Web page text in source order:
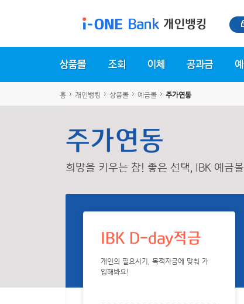
홈 개인뱅킹 상품몰 예금몰 주가연동
주가연동
희망을 키우는 참! 좋은 선택, IBK 예금몰
IBK D-day적금
개인의 필요시기, 목적자금에 맞춰 가
입해봐요!